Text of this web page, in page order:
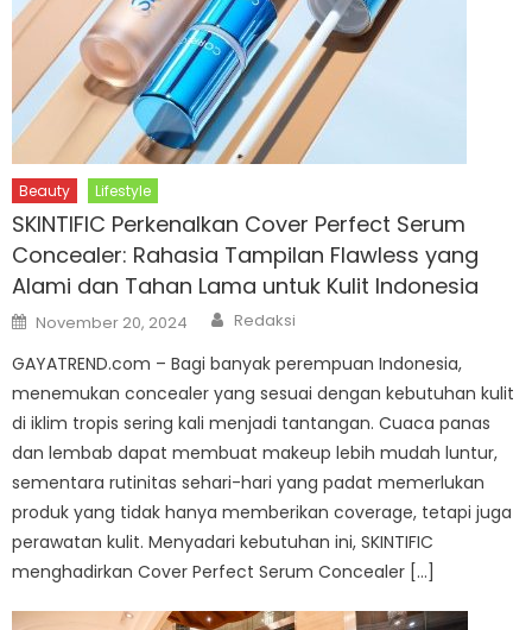
Beauty Lifestyle
SKINTIFIC Perkenalkan Cover Perfect Serum
Concealer: Rahasia Tampilan Flawless yang
Alami dan Tahan Lama untuk Kulit Indonesia
Posted
on
November 20, 2024 Author
Redaksi
GAYATREND.com – Bagi banyak perempuan Indonesia,
menemukan concealer yang sesuai dengan kebutuhan kulit
di iklim tropis sering kali menjadi tantangan. Cuaca panas
dan lembab dapat membuat makeup lebih mudah luntur,
sementara rutinitas sehari-hari yang padat memerlukan
produk yang tidak hanya memberikan coverage, tetapi juga
perawatan kulit. Menyadari kebutuhan ini, SKINTIFIC
menghadirkan Cover Perfect Serum Concealer […]